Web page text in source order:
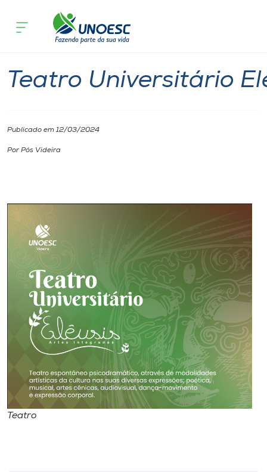
Cursos
Atendimento ao Estudante
A
Unoesc
Internacionalização
I.nova
Diplomados
CPA
Teatro Universitário
Publicado em 12/03/2024
Por Pós Videira
Teatro